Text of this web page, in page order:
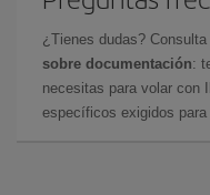
¿Tienes dudas?
sobre documentación:
necesitas para volar con
específicos exigidos para